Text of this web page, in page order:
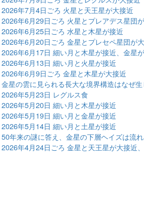
2026年7月4日ごろ 火星と天王星が大接近
2026年6月29日ごろ 火星とプレアデス星団
2026年6月25日ごろ 水星と木星が接近
2026年6月20日ごろ 金星とプレセペ星団が
2026年6月17日 細い月と木星が接近、金星
2026年6月13日 細い月と火星が接近
2026年6月9日ごろ 金星と木星が大接近
金星の雲に見られる長大な境界構造はなぜ
2026年5月23日 レグルス食
2026年5月20日 細い月と木星が接近
2026年5月19日 細い月と金星が接近
2026年5月14日 細い月と土星が接近
50年来の謎に答え、金星の下層ヘイズは流
2026年4月24日ごろ 金星と天王星が大接近